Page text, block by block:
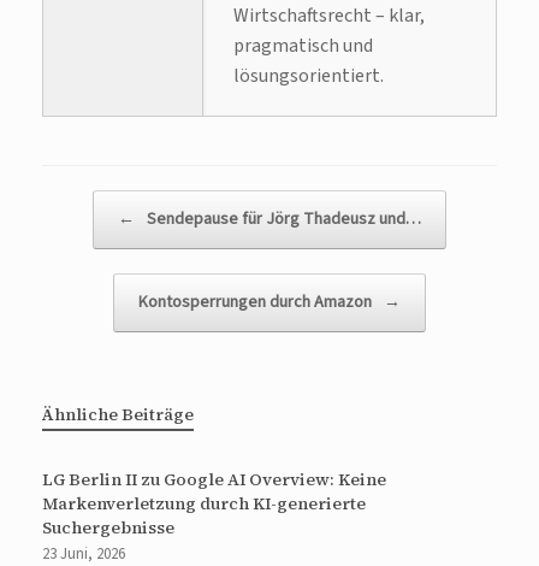
Wirtschaftsrecht – klar,
pragmatisch und
lösungsorientiert.
← Sendepause für Jörg Thadeusz und…
Kontosperrungen durch Amazon →
Ähnliche Beiträge
LG Berlin II zu Google AI Overview: Keine
Markenverletzung durch KI-generierte
Suchergebnisse
23 Juni, 2026